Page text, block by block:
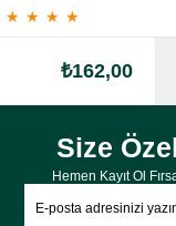
★ ★ ★ ★
₺162,00
Size
Hemen Kayıt Ol